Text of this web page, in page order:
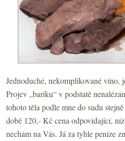
Jednoduché, nekomplikované víno,
Projev „bariku“ v podstatě
tohoto těla podle mne do sudu
době 120,- Kč cena odpovídající,
nechám na Vás. Já za tyhle peníze